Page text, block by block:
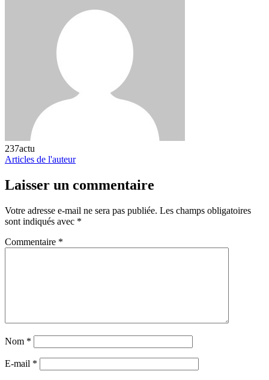
237actu
Articles de l'auteur
Laisser un commentaire
Votre adresse e-mail ne sera pas publiée. Les champs obligatoires
sont indiqués avec *
Commentaire *
Nom *
E-mail *